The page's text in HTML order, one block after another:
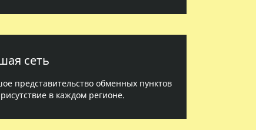
сеть
представительство обменных пунктов
в каждом регионе.